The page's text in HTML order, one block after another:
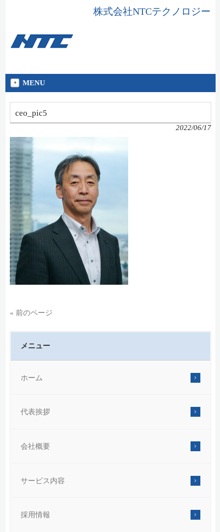
株式会社NTCテクノロジー
MENU
ceo_pic5
2022/06/17
« 前のページ
メニュー
ホーム
代表挨拶
会社概要
サービス内容
採用情報